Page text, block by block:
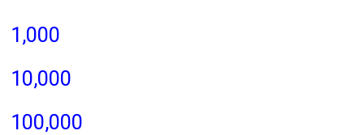
1,000
10,000
100,000